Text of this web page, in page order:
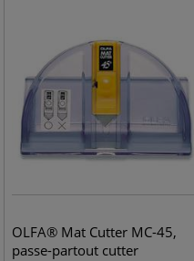
OLFA® Mat Cutter MC-45,
passe-partout cutter